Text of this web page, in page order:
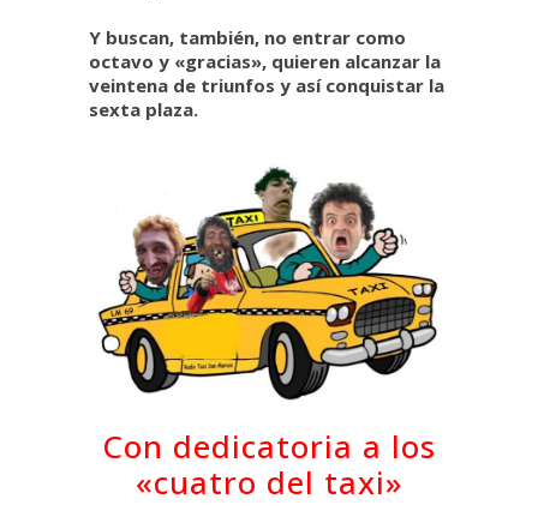
Y buscan, también, no entrar como
octavo y «gracias», quieren alcanzar la
veintena de triunfos y así conquistar la
sexta plaza.
Con dedicatoria a los
«cuatro del taxi»